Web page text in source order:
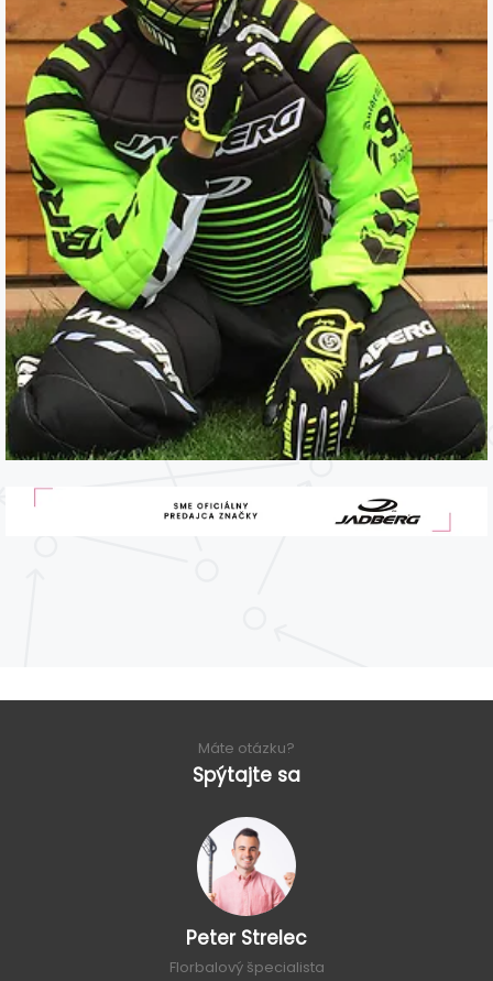
Máte otázku?
Spýtajte sa
Peter Strelec
Florbalový špecialista